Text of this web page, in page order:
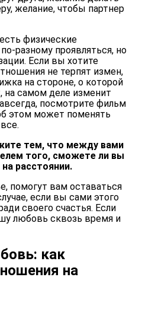
желание, чтобы партнер
физические
разному проявляться, но
Если вы хотите
не терпят измен,
на стороне, о которой
на самом деле изменит
посмотрите фильм
этом может поменять
тем, что между вами
того, сможете ли вы
расстоянии.
помогут вам оставаться
если вы сами этого
своего счастья. Если
любовь сквозь время и
как
на